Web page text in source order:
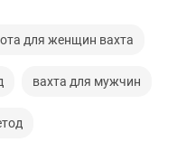
для женщин вахта
вахта для мужчин